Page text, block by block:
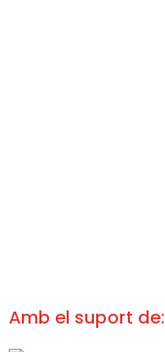
Amb el suport de: